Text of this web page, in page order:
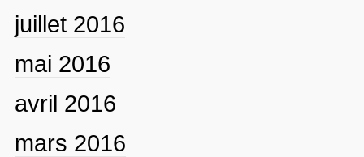
juillet 2016
mai 2016
avril 2016
mars 2016